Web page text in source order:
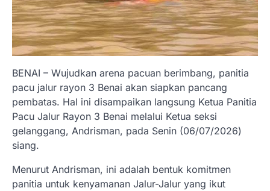
BENAI – Wujudkan arena pacuan berimbang, panitia
pacu jalur rayon 3 Benai akan siapkan pancang
pembatas. Hal ini disampaikan langsung Ketua Panitia
Pacu Jalur Rayon 3 Benai melalui Ketua seksi
gelanggang, Andrisman, pada Senin (06/07/2026)
siang.
Menurut Andrisman, ini adalah bentuk komitmen
panitia untuk kenyamanan Jalur-Jalur yang ikut